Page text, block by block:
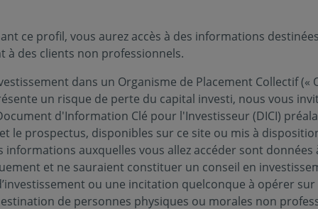
non-
-
ce profil, vous aurez accès à des informations
à des clients non professionnels.
dans un Organisme de Placement Collectif («
un risque de perte du capital investi, nous vous
d'Information Clé pour l'Investisseur (DICI)
le prospectus, disponibles sur ce site ou mis à
informations auxquelles vous allez accéder sont données
et ne sauraient constituer un conseil en
ou une incitation quelconque à opérer sur
de personnes physiques ou morales non